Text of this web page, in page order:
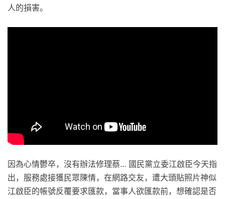
人的損害。
因為心情鬱卒，沒有辦法修理蔡... 國民黨立委江啟臣今天指
出，服務處接獲民眾陳情，在網路交友，遭大頭貼照片神似
江啟臣的帳號反覆要求匯款，當事人欲匯款前，想確認是否